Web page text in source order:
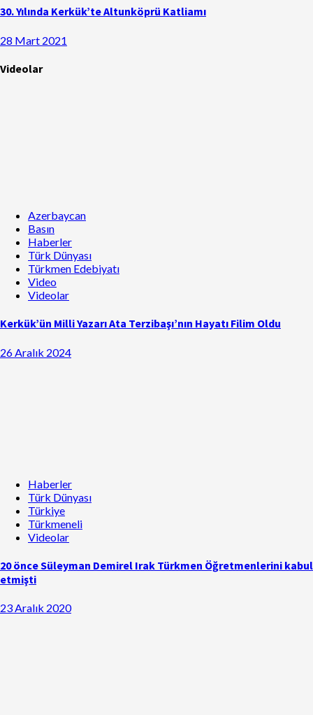
30. Yılında Kerkük’te Altunköprü Katliamı
28 Mart 2021
Videolar
Azerbaycan
Basın
Haberler
Türk Dünyası
Türkmen Edebiyatı
Video
Videolar
Kerkük’ün Milli Yazarı Ata Terzibaşı’nın Hayatı Filim Oldu
26 Aralık 2024
Haberler
Türk Dünyası
Türkiye
Türkmeneli
Videolar
20 önce Süleyman Demirel Irak Türkmen Öğretmenlerini kabul
etmişti
23 Aralık 2020